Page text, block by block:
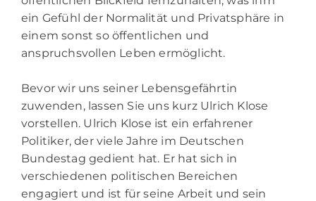
ein Gefühl der Normalität und Privatsphäre in
einem sonst so öffentlichen und
anspruchsvollen Leben ermöglicht.
Bevor wir uns seiner Lebensgefährtin
zuwenden, lassen Sie uns kurz Ulrich Klose
vorstellen. Ulrich Klose ist ein erfahrener
Politiker, der viele Jahre im Deutschen
Bundestag gedient hat. Er hat sich in
verschiedenen politischen Bereichen
engagiert und ist für seine Arbeit und sein